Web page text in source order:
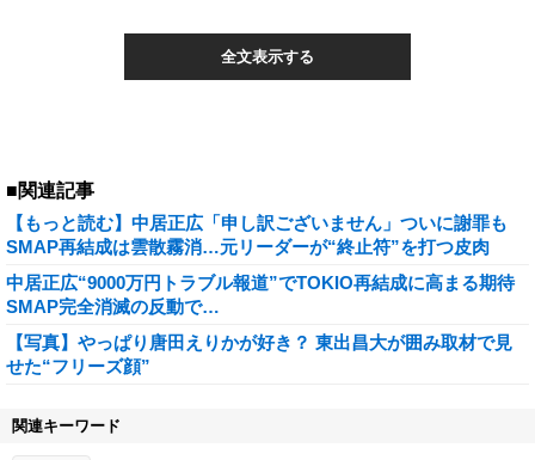
全文表示する
■関連記事
【もっと読む】中居正広「申し訳ございません」ついに謝罪も
SMAP再結成は雲散霧消…元リーダーが“終止符”を打つ皮肉
中居正広“9000万円トラブル報道”でTOKIO再結成に高まる期待
SMAP完全消滅の反動で…
【写真】やっぱり唐田えりかが好き？ 東出昌大が囲み取材で見
せた“フリーズ顔”
関連キーワード